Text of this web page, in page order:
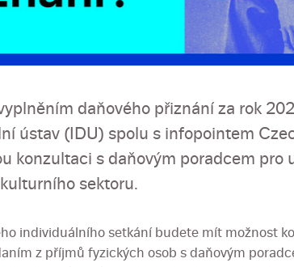
daňového přiznání za rok
ústav (IDU) spolu s infopointem
konzultaci s daňovým poradcem pro
sektoru.
individuálního setkání budete mít možnost
z příjmů fyzických osob s daňovým